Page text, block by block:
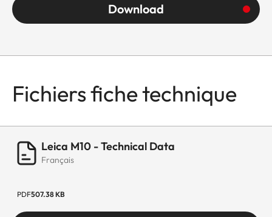
Download
Fichiers fiche technique
Leica M10 - Technical Data
Français
PDF507.38 KB